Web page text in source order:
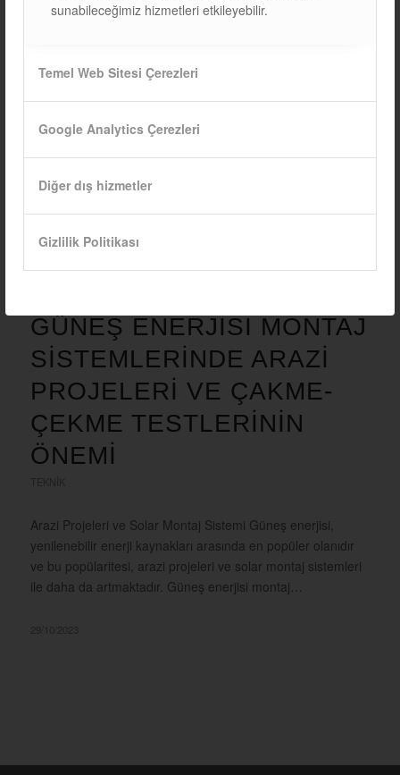
sunabileceğimiz hizmetleri etkileyebilir.
Temel Web Sitesi Çerezleri
Google Analytics Çerezleri
Diğer dış hizmetler
Gizlilik Politikası
GÜNEŞ ENERJISI MONTAJ
SISTEMLERINDE ARAZI
PROJELERI VE ÇAKME-
ÇEKME TESTLERININ
ÖNEMI
Arazi Projeleri ve Solar Montaj Sistemi Güneş enerjisi,
yenilenebilir enerji kaynakları arasında en popüler olanıdır
ve bu popülaritesi, arazi projeleri ve solar montaj sistemleri
ile daha da artmaktadır. Güneş enerjisi montaj…